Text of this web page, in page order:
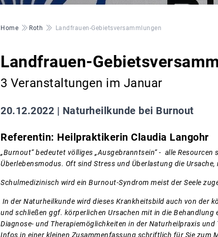
Pfadnavigation
Home Roth Landfrauen-Gebietsversammlungen
Landfrauen-
3 Veranstaltungen im Januar
20.12.2022 | Naturheilkunde bei Burnout
Referentin: Heilpraktikerin Claudia Langohr
„Burnout“ bedeutet völliges „Ausgebranntsein“ - alle
Überlebensmodus. Oft sind Stress und Überlastung die
Schulmedizinisch wird ein Burnout-Syndrom meist der Seele
In der Naturheilkunde wird dieses Krankheitsbild auch von der
und schließen ggf. körperlichen Ursachen mit in die Behandlung
Diagnose- und Therapiemöglichkeiten in der Naturheilpraxis
Infos in einer kleinen Zusammenfassung schriftlich für Sie zum